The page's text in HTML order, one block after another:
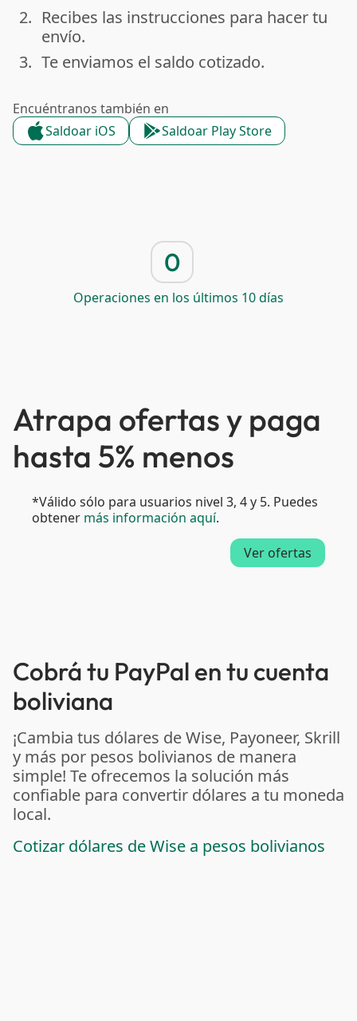
done
2. Recibes las instrucciones para hacer tu
envío.
done
3. Te enviamos el saldo cotizado.
Encuéntranos también en
Saldoar iOS
Saldoar Play Store
0
Operaciones en los últimos 10 días
Atrapa ofertas y paga
hasta 5% menos
*Válido sólo para usuarios nivel 3, 4 y 5. Puedes
obtener más información aquí.
Ver ofertas
Cobrá tu PayPal en tu cuenta
boliviana
¡Cambia tus dólares de Wise, Payoneer, Skrill
y más por pesos bolivianos de manera
simple! Te ofrecemos la solución más
confiable para convertir dólares a tu moneda
local.
Cotizar dólares de Wise a pesos bolivianos